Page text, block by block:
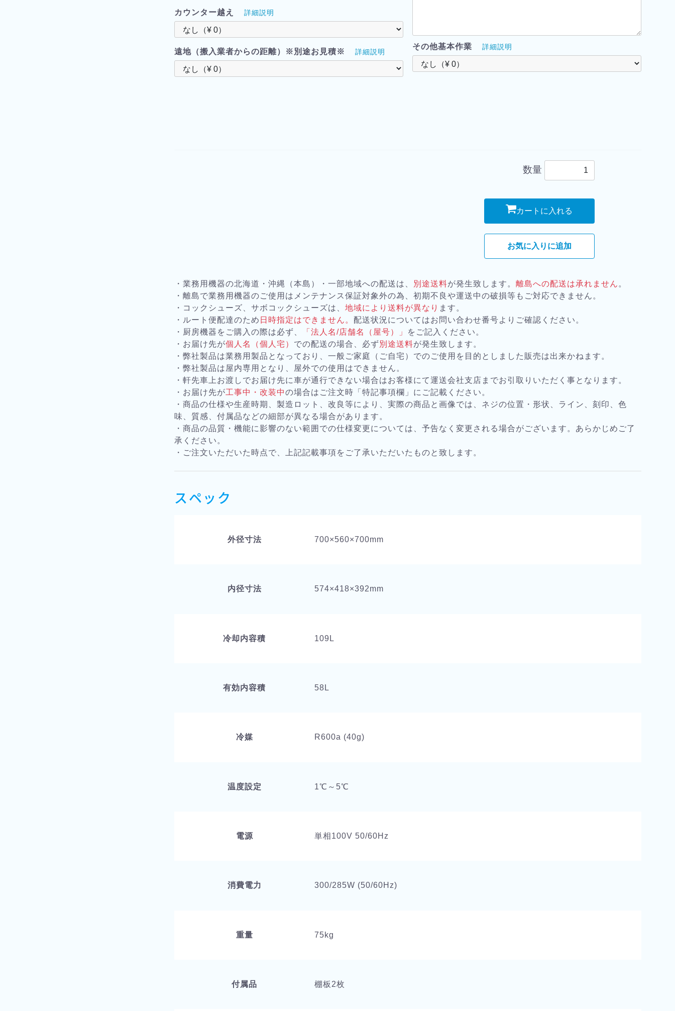
カウンター越え 詳細説明
遠地（搬入業者からの距離）※別途お見積※ 詳細説明
その他基本作業 詳細説明
数量
カートに入れる
お気に入りに追加
・業務用機器の北海道・沖縄（本島）・一部地域への配送は、 別途送料が発生致します。離島への配送は承れません 。
・離島で業務用機器のご使用はメンテナンス保証対象外の為、初期不良や運送中の破損等もご対応できません。
・コックシューズ、サボコックシューズは、地域により送料が異なり ます。
・ルート便配達のため 日時指定はできません。 配送状況についてはお問い合わせ番号よりご確認ください。
・厨房機器をご購入の際は必ず、
「法人名/店舗名（屋号）」
をご記入ください。
・お届け先が個人名（個人宅） での配送の場合、必ず別途送料が発生致します。
・弊社製品は業務用製品となっており、一般ご家庭（ご自宅）でのご使用を目的としました販売は出来かねます。
・弊社製品は屋内専用となり、屋外での使用はできません。
・軒先車上お渡しでお届け先に車が通行できない場合はお客様にて運送会社支店までお引取りいただく事となります。
・お届け先が工事中・改装中の場合はご注文時「特記事項欄」にご記載ください。
・商品の仕様や生産時期、製造ロット、改良等により、実際の商品と画像では、ネジの位置・形状、ライン、刻印、色
味、質感、付属品などの細部が異なる場合があります。
・商品の品質・機能に影響のない範囲での仕様変更については、予告なく変更される場合がございます。あらかじめご了
承ください。
・ご注文いただいた時点で、上記記載事項をご了承いただいたものと致します。
スペック
外径寸法 700×560×700mm
内径寸法 574×418×392mm
冷却内容積 109L
有効内容積 58L
冷媒 R600a (40g)
温度設定 1℃～5℃
電源 単相100V 50/60Hz
消費電力 300/285W (50/60Hz)
重量 75kg
付属品 棚板2枚